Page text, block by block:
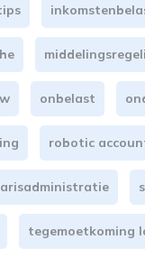
onbelast
robotic
tegemoetkoming